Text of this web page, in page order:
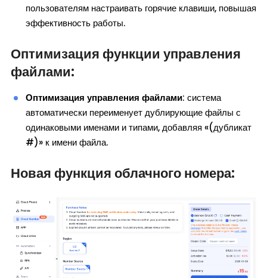
пользователям настраивать горячие клавиши, повышая
эффективность работы.
Оптимизация функции управления
файлами:
Оптимизация управления файлами: система
автоматически переименует дублирующие файлы с
одинаковыми именами и типами, добавляя «(дубликат
#)» к имени файла.
Новая функция облачного номера: